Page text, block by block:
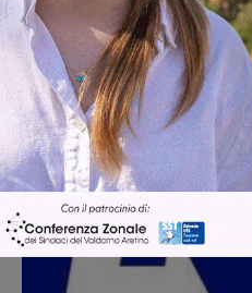
Ultime Calcio